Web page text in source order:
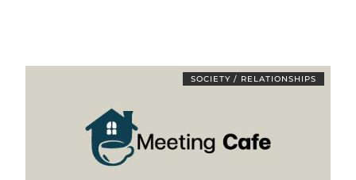
SOCIETY / RELATIONSHIPS